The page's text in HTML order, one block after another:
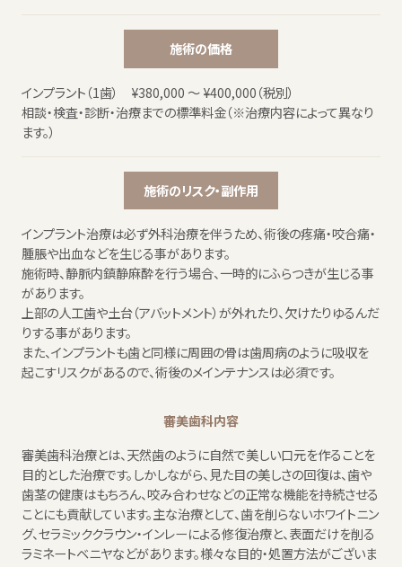
施術の価格
インプラント（1歯） ¥380,000 ～ ¥400,000（税別）
相談・検査・診断・治療までの標準料金（※治療内容によって異なり
ます。）
施術のリスク・副作用
インプラント治療は必ず外科治療を伴うため、術後の疼痛・咬合痛・
腫脹や出血などを生じる事があります。
施術時、静脈内鎮静麻酔を行う場合、一時的にふらつきが生じる事
があります。
上部の人工歯や土台（アバットメント）が外れたり、欠けたりゆるんだ
りする事があります。
また、インプラントも歯と同様に周囲の骨は歯周病のように吸収を
起こすリスクがあるので、術後のメインテナンスは必須です。
審美歯科内容
審美歯科治療とは、天然歯のように自然で美しい口元を作ることを
目的とした治療です。しかしながら、見た目の美しさの回復は、歯や
歯茎の健康はもちろん、咬み合わせなどの正常な機能を持続させる
ことにも貢献しています。主な治療として、歯を削らないホワイトニン
グ、セラミッククラウン・インレーによる修復治療と、表面だけを削る
ラミネートベニヤなどがあります。様々な目的・処置方法がございま